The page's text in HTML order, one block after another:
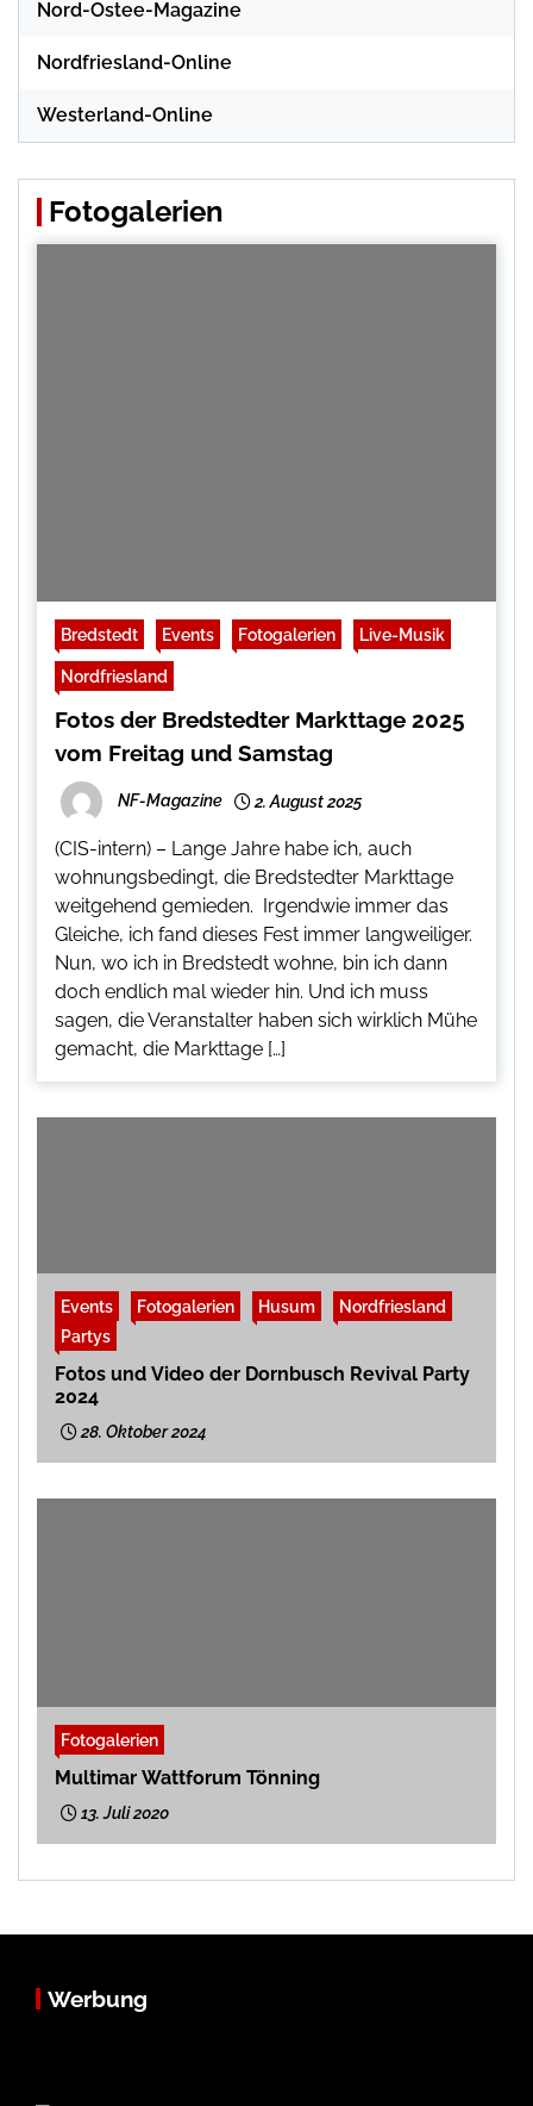
Nord-Ostee-Magazine
Nordfriesland-Online
Westerland-Online
Fotogalerien
Bredstedt Events Fotogalerien Live-Musik
Nordfriesland
Fotos der Bredstedter Markttage 2025
vom Freitag und Samstag
NF-Magazine 2. August 2025
(CIS-intern) – Lange Jahre habe ich, auch
wohnungsbedingt, die Bredstedter Markttage
weitgehend gemieden. Irgendwie immer das
Gleiche, ich fand dieses Fest immer langweiliger.
Nun, wo ich in Bredstedt wohne, bin ich dann
doch endlich mal wieder hin. Und ich muss
sagen, die Veranstalter haben sich wirklich Mühe
gemacht, die Markttage […]
Events Fotogalerien Husum
Nordfriesland
Partys
Fotos und Video der Dornbusch Revival Party
2024
28. Oktober 2024
Fotogalerien
Multimar Wattforum Tönning
13. Juli 2020
Werbung